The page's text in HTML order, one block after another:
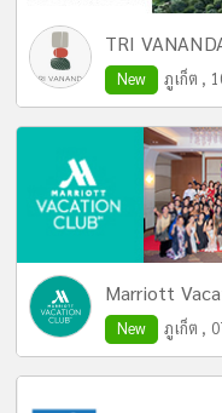
TRI
New ภูเก็ต ,
Marriott
New ภูเก็ต ,